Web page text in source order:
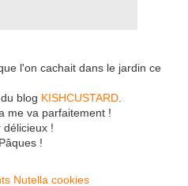
l'on cachait dans le jardin ce
blog KISHCUSTARD
me va parfaitement !
délicieux !
!